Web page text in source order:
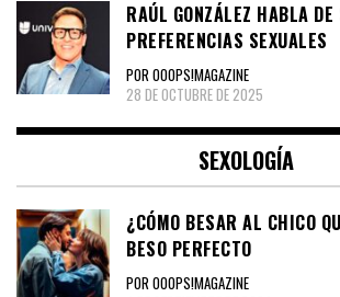
RAÚL GONZÁLEZ HABLA DE
PREFERENCIAS SEXUALES
POR OOOPS!MAGAZINE
28 DE OCTUBRE DE 2025
SEXOLOGÍA
¿CÓMO BESAR AL CHICO
BESO PERFECTO
POR OOOPS!MAGAZINE